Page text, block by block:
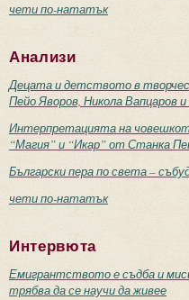
чети по-нататък
Анализи
Децата и детството в
Пейо Яворов, Никола Вапцаров
Интерпретацията на
“Магия” и “Икар” от Станка
Български пера по света –
чети по-нататък
Интервюта
Емигрантството е съдба и
трябва да се научи да живее